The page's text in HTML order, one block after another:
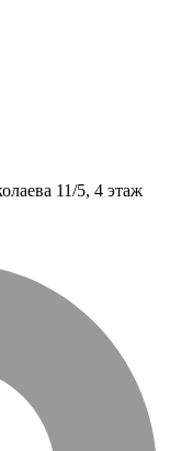
11/5, 4 этаж